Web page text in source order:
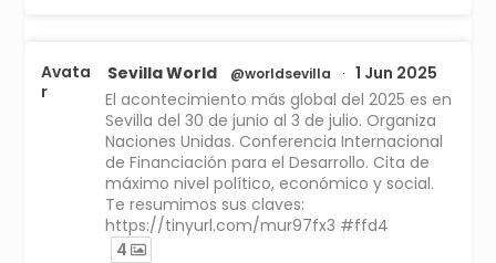
Avata
r
Sevilla World @worldsevilla ·
1 Jun 2025
El acontecimiento más global del 2025 es en
Sevilla del 30 de junio al 3 de julio. Organiza
Naciones Unidas. Conferencia Internacional
de Financiación para el Desarrollo. Cita de
máximo nivel político, económico y social.
Te resumimos sus claves:
https://tinyurl.com/mur97fx3 #ffd4
4